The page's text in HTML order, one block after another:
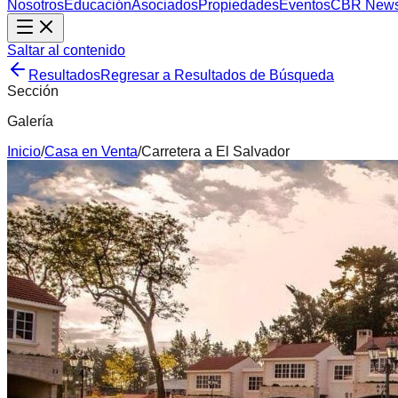
NosotrosEducaciónAsociadosPropiedadesEventosCBR
Saltar al contenido
ResultadosRegresar a Resultados de Búsqueda
Sección
Galería
Inicio/Casa en Venta/Carretera a El Salvador